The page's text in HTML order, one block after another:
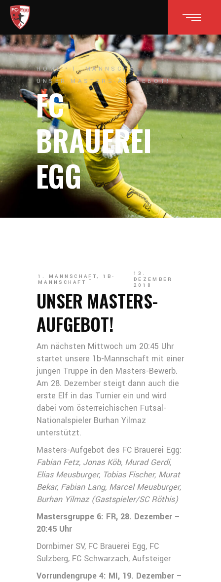
HOME
1. MANNSCHAFT
UNSER MASTERS-AUFGEBOT!
FC
BRAUEREI
EGG
1. MANNSCHAFT, 1B-
MANNSCHAFT
13.
DEZEMBER
2018
UNSER MASTERS-
AUFGEBOT!
Am nächsten Mittwoch um 20:45 Uhr
startet unsere 1b-Mannschaft mit einer
jungen Truppe in den Masters-Bewerb.
Am 28. Dezember steigt dann auch die
erste Elf in das Turnier ein und wird
dabei vom österreichischen Futsal-
Nationalspieler Burhan Yilmaz
unterstützt.
Masters-Aufgebot des FC Brauerei Egg:
Fabian Fetz, Jonas Köb, Murad Gerdi,
Elias Meusburger, Tobias Fischer, Murat
Bekar, Fabian Lang, Marcel Meusburger,
Burhan Yilmaz (Gastspieler/SC Röthis)
Mastersgruppe 6: FR, 28. Dezember –
20:45 Uhr
Dornbirner SV, FC Brauerei Egg, FC
Sulzberg, FC Schwarzach, Aufsteiger
Vorrundengrupe 4: MI, 19. Dezember –